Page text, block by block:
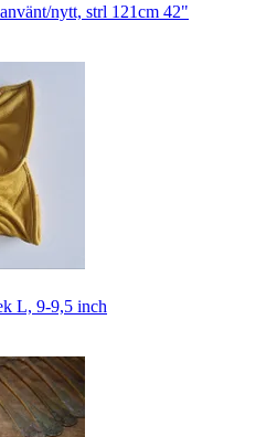
nytt, strl 121cm 42"
L, 9-9,5 inch